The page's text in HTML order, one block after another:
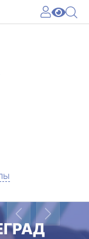
PreviousNext